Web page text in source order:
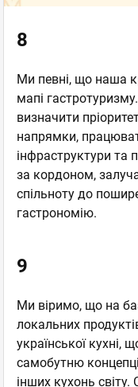
8
Ми певні, що наша
мапі
визначити
напрямки,
інфраструктури та
за кордоном,
спільноту до
гастрономію.
9
Ми віримо, що на
локальних
української кухні,
самобутню
інших кухонь